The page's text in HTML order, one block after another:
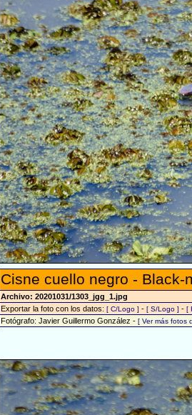
Cisne cuello negro -
Archivo: 20201031/1303_jgg_1.jpg
Exportar la foto con los datos: [ C/Logo ] - [ S/Logo ] - [
Fotógrafo: Javier Guillermo González - [ Ver más fotos